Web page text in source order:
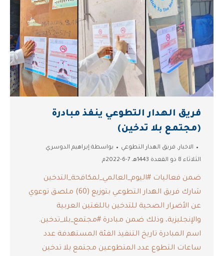
فريق الهدار التطوعي ينفذ مبادرة
(مجتمع بلا تدخين)
الاخبار , فريق الهدار التطوعي بواسطة إبراهيم الدوسري
الثلاثاء 8 ذو القعدة 1443هـ 7-6-2022م
ضمن فعاليات ‫#اليوم_العالمي_لمكافحة_التدخين
شارك فريق الهدار التطوعي بتوزيع (60) ملصق توعوي
عن الأضرار الصحية للتدخين باللغتين العربية
والإنجليزية، وذلك ضمن مبادرة #مجتمع_بلا_تدخين.
اسم المبادرة تاريخ التنفيذ الفئة المستهدفة عدد
ساعات التطوع عدد المتطوعين مجتمع بلا تدخين